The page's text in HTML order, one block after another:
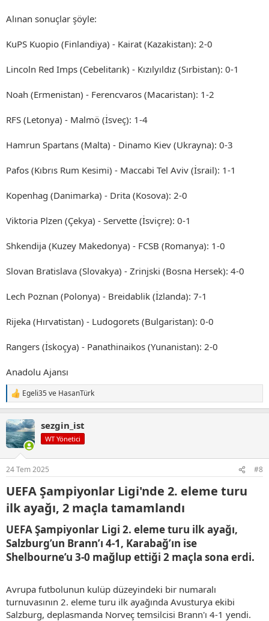
Alınan sonuçlar şöyle:
KuPS Kuopio (Finlandiya) - Kairat (Kazakistan): 2-0
Lincoln Red Imps (Cebelitarık) - Kızılyıldız (Sırbistan): 0-1
Noah (Ermenistan) - Ferencvaros (Macaristan): 1-2
RFS (Letonya) - Malmö (İsveç): 1-4
Hamrun Spartans (Malta) - Dinamo Kiev (Ukrayna): 0-3
Pafos (Kıbrıs Rum Kesimi) - Maccabi Tel Aviv (İsrail): 1-1
Kopenhag (Danimarka) - Drita (Kosova): 2-0
Viktoria Plzen (Çekya) - Servette (İsviçre): 0-1
Shkendija (Kuzey Makedonya) - FCSB (Romanya): 1-0
Slovan Bratislava (Slovakya) - Zrinjski (Bosna Hersek): 4-0
Lech Poznan (Polonya) - Breidablik (İzlanda): 7-1
Rijeka (Hırvatistan) - Ludogorets (Bulgaristan): 0-0
Rangers (İskoçya) - Panathinaikos (Yunanistan): 2-0
Anadolu Ajansı
T
e
k
i
l
:
Egeli35ve HasanTürk
sezgin_ist
WT Yönetici
24 Tem 2025 #8
UEFA Şampiyonlar Ligi'nde 2. eleme turu
ilk ayağı, 2 maçla tamamlandı​
UEFA Şampiyonlar Ligi 2. eleme turu ilk ayağı,
Salzburg’un Brann’ı 4-1, Karabağ’ın ise
Shelbourne’u 3-0 mağlup ettiği 2 maçla sona erdi.​
Avrupa futbolunun kulüp düzeyindeki bir numaralı
turnuvasının 2. eleme turu ilk ayağında Avusturya ekibi
Salzburg, deplasmanda Norveç temsilcisi Brann'ı 4-1 yendi.